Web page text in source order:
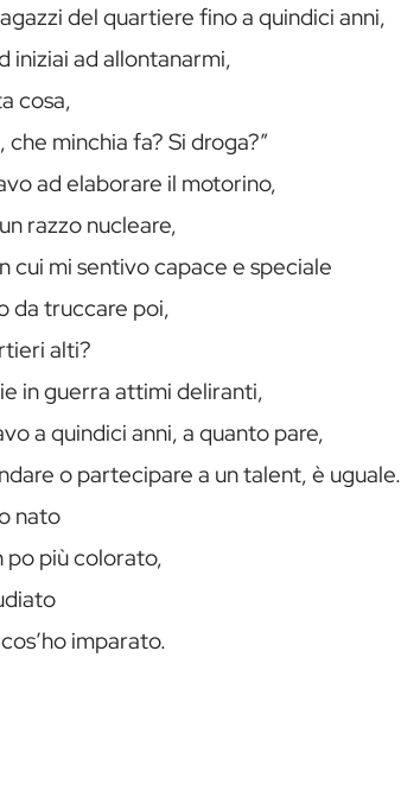
del quartiere fino a quindici anni,
iniziai ad allontanarmi,
cosa,
minchia fa? Si droga?”
ad elaborare il motorino,
razzo nucleare,
cui mi sentivo capace e speciale
da truccare poi,
alti?
in guerra attimi deliranti,
a quindici anni, a quanto pare,
o partecipare a un talent, è uguale.
nato
po più colorato,
imparato.